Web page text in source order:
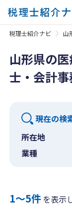
税理士紹介ナビ 山
山形県の
士・会計
現在の検
所在地
業種
1〜5件を表示